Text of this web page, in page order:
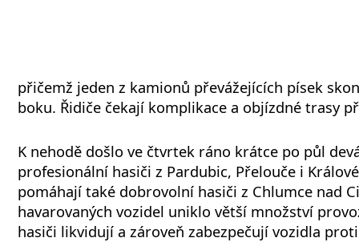
přičemž jeden z kamionů převážejících písek
boku. Řidiče čekají komplikace a objízdné trasy
K nehodě došlo ve čtvrtek ráno krátce po půl
profesionální hasiči z Pardubic, Přelouče i
pomáhají také dobrovolní hasiči z Chlumce nad
havarovaných vozidel uniklo větší množství
hasiči likvidují a zároveň zabezpečují vozidla